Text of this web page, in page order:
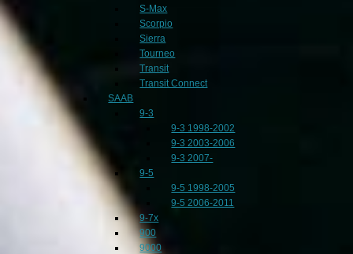
S-Max
Scorpio
Sierra
Tourneo
Transit
Transit Connect
SAAB
9-3
9-3 1998-2002
9-3 2003-2006
9-3 2007-
9-5
9-5 1998-2005
9-5 2006-2011
9-7x
900
9000